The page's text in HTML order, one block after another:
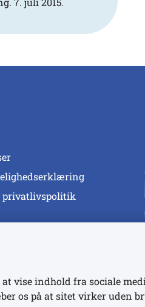
privatlivspolitik
vise indhold fra sociale
os på at sitet virker uden